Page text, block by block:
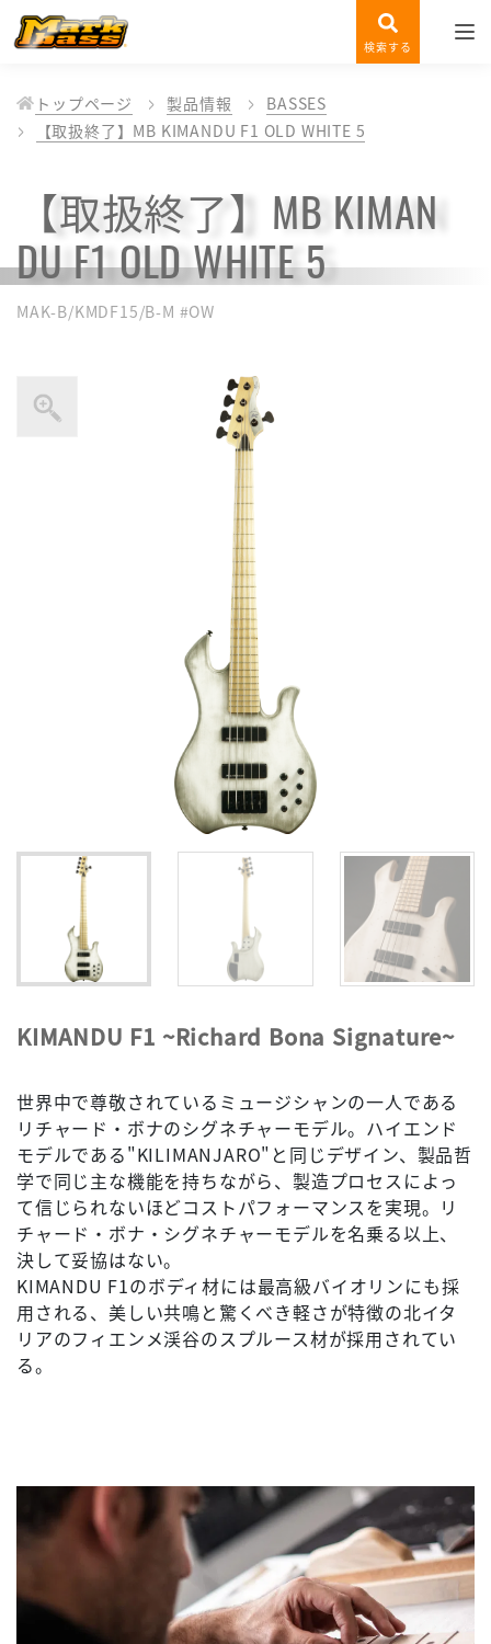
検索する
トップページ 製品情報
BASSES
【取扱終了】MB KIMANDU F1 OLD WHITE 5
【取扱終了】MB KIMAN
DU F1 OLD WHITE 5
MAK-B/KMDF15/B-M #OW
KIMANDU F1 ~Richard Bona Signature~
世界中で尊敬されているミュージシャンの一人である
リチャード・ボナのシグネチャーモデル。ハイエンド
モデルである"KILIMANJARO"と同じデザイン、製品哲
学で同じ主な機能を持ちながら、製造プロセスによっ
て信じられないほどコストパフォーマンスを実現。リ
チャード・ボナ・シグネチャーモデルを名乗る以上、
決して妥協はない。
KIMANDU F1のボディ材には最高級バイオリンにも採
用される、美しい共鳴と驚くべき軽さが特徴の北イタ
リアのフィエンメ渓谷のスプルース材が採用されてい
る。